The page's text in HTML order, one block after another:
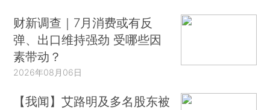
财新调查｜7月消费或有反
弹、出口维持强劲 受哪些因
素带动？
2026年08月06日
【我闻】艾路明及多名股东被